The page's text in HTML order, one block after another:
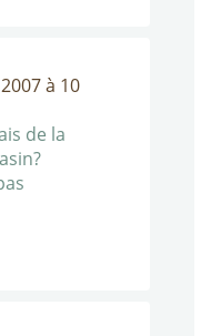
à 10
de la